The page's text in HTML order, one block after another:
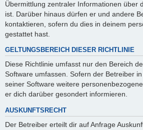
Übermittlung zentraler Informationen über
ist. Darüber hinaus dürfen er und andere
kontaktieren, sofern du dies in deinem
gestattet hast.
GELTUNGSBEREICH DIESER RICHTLINIE
Diese Richtlinie umfasst nur den Bereich
Software umfassen. Sofern der Betreiber
seiner Software weitere
er dich darüber gesondert informieren.
AUSKUNFTSRECHT
Der Betreiber erteilt dir auf Anfrage